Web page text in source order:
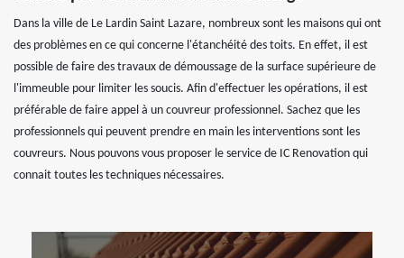
Dans la ville de Le Lardin Saint Lazare, nombreux sont les maisons qui ont
des problèmes en ce qui concerne l'étanchéité des toits. En effet, il est
possible de faire des travaux de démoussage de la surface supérieure de
l'immeuble pour limiter les soucis. Afin d'effectuer les opérations, il est
préférable de faire appel à un couvreur professionnel. Sachez que les
professionnels qui peuvent prendre en main les interventions sont les
couvreurs. Nous pouvons vous proposer le service de IC Renovation qui
connait toutes les techniques nécessaires.